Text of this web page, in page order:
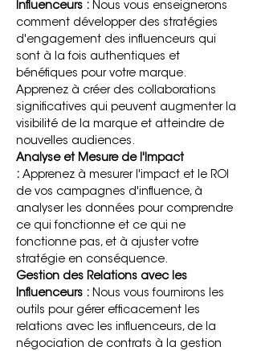
Influenceurs : Nous vous enseignerons
comment développer des stratégies
d'engagement des influenceurs qui
sont à la fois authentiques et
bénéfiques pour votre marque.
Apprenez à créer des collaborations
significatives qui peuvent augmenter la
visibilité de la marque et atteindre de
nouvelles audiences.
Analyse et Mesure de l'Impact
: Apprenez à mesurer l'impact et le ROI
de vos campagnes d'influence, à
analyser les données pour comprendre
ce qui fonctionne et ce qui ne
fonctionne pas, et à ajuster votre
stratégie en conséquence.
Gestion des Relations avec les
Influenceurs : Nous vous fournirons les
outils pour gérer efficacement les
relations avec les influenceurs, de la
négociation de contrats à la gestion